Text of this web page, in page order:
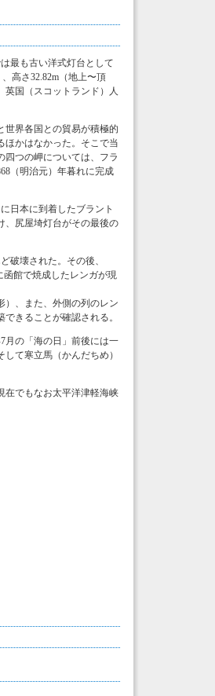
最も古い洋式灯台として
高さ32.82m（地上〜頂
国（スコットランド）人
世界各国との貿易が積極的
ほかはなかった。そこで当
つの岬については、フラ
（明治元）年暮れに完成
日本に到着したブラント
、尻屋埼灯台がその最後の
破壊された。その後、
函館で焼成したレンガが現
）、また、外側の列のレン
きることが確認される。
月の「海の日」前後には一
て寒立馬（かんだちめ）
在でもなお太平洋津軽海峡